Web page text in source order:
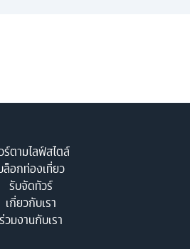
ร์ตามไลฟ์สไตล์
ล็อกท่องเที่ยว
รับจัดทัวร์
เกี่ยวกับเรา
ร่วมงานกับเรา